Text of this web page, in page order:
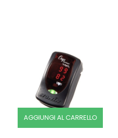
AGGIUNGI AL CARRELLO